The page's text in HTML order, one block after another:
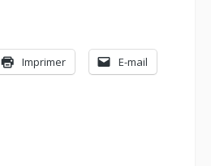
Imprimer E-mail